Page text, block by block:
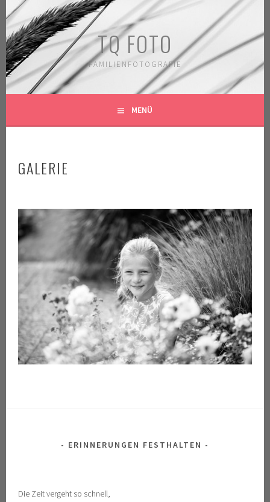
Springe
zum
Inhalt
TQ FOTO
FAMILIENFOTOGRAFIE
MENÜ
GALERIE
ERINNERUNGEN FESTHALTEN
Die Zeit vergeht so schnell,